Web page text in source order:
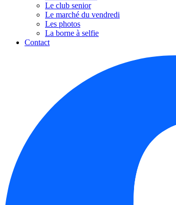
Le club senior
Le marché du vendredi
Les photos
La borne à selfie
Contact